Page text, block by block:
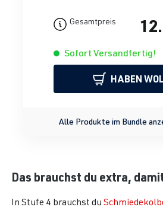
Gesamtpreis
Sofort Versandfertig!
HABEN
Alle Produkte im Bundle
Das brauchst du extra,
In Stufe 4 brauchst du